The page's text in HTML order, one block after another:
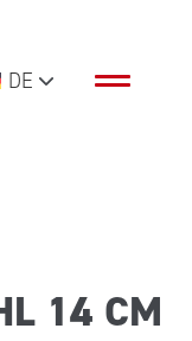
DE
14 CM